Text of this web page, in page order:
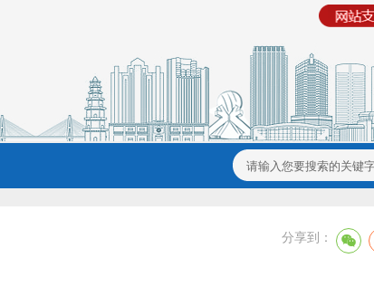
分享到：